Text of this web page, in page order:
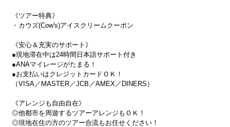
《ツアー特典》
・カウズ(Cow's)アイスクリームクーポン
《安心＆充実のサポート》
●現地滞在中は24時間日本語サポート付き
●ANAマイレージがたまる！
●お支払いはクレジットカードＯＫ！
（VISA／MASTER／JCB／AMEX／DINERS）
《アレンジも自由自在》
◎他都市を周遊するツアーアレンジもＯＫ！
◎現地在住の方のツアー合流もお任せください！